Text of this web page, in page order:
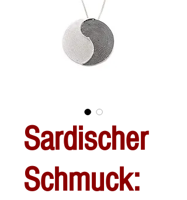
Sardischer
Schmuck: